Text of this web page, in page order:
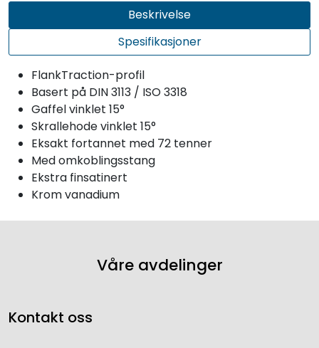
Beskrivelse
Spesifikasjoner
FlankTraction-profil
Basert på DIN 3113 / ISO 3318
Gaffel vinklet 15°
Skrallehode vinklet 15°
Eksakt fortannet med 72 tenner
Med omkoblingsstang
Ekstra finsatinert
Krom vanadium
Våre avdelinger
Kontakt oss